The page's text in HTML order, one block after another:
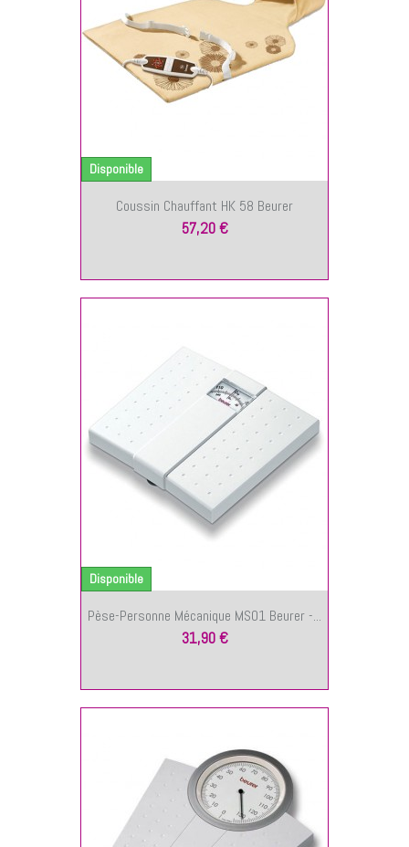
Coussin Chauffant HK 58 Beurer
57,20 €
Disponible
Pèse-Personne Mécanique MS01 Beurer -...
31,90 €
Disponible